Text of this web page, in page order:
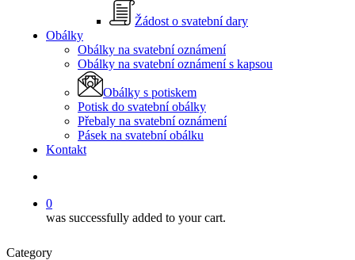
Žádost o svatební dary
Obálky
Obálky na svatební oznámení
Obálky na svatební oznámení s kapsou
Obálky s potiskem
Potisk do svatební obálky
Přebaly na svatební oznámení
Pásek na svatební obálku
Kontakt
0
was successfully added to your cart.
Category